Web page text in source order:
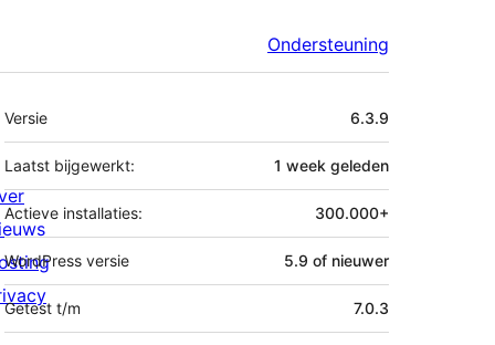
Ondersteuning
Meta
Versie 6.3.9
Laatst bijgewerkt: 1 week geleden
Actieve installaties: 300.000+
WordPress versie 5.9 of nieuwer
Getest t/m 7.0.3